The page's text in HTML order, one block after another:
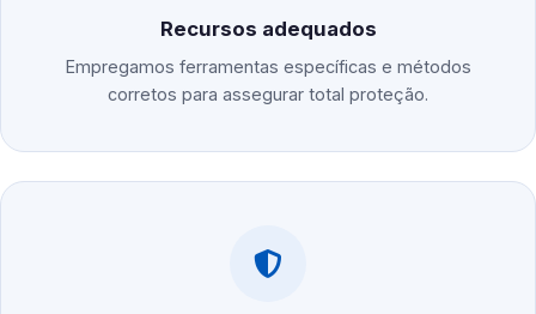
Recursos adequados
Empregamos ferramentas específicas e métodos
corretos para assegurar total proteção.